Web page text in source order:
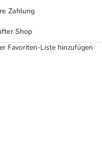
Zahlung
Shop
Favoriten-Liste hinzufügen